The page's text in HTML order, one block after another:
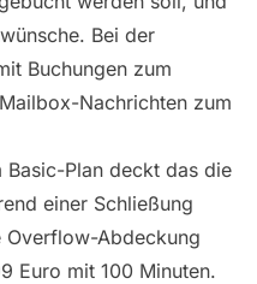
Bei der
Buchungen zum
Nachrichten zum
Plan deckt das die
einer Schließung
Overflow-Abdeckung
Euro mit 100 Minuten.